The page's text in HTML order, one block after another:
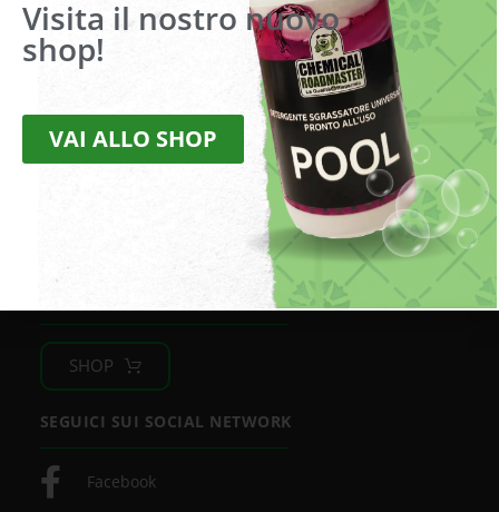
Via della Liberazione, 2
20098 San Giuliano Milanese (MI)
Tel.+39 02 9880180 –Fax+39 02 9880486
chemicalroadmaster@legalmail.it
Cod. fisc. e partita IVA 09782200969
Privacy Policy
Condizioni di vendita
ACQUISTA SUL NOSTRO SHOP
SHOP
SEGUICI SUI SOCIAL NETWORK
Facebook
Visita il nostro nuovo
shop!
VAI ALLO SHOP